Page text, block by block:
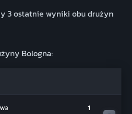
3 ostatnie wyniki obu drużyn
Bologna:
1